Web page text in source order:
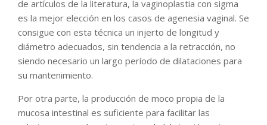
de artículos de la literatura, la vaginoplastia con sigma
es la mejor elección en los casos de agenesia vaginal. Se
consigue con esta técnica un injerto de longitud y
diámetro adecuados, sin tendencia a la retracción, no
siendo necesario un largo período de dilataciones para
su mantenimiento.
Por otra parte, la producción de moco propia de la
mucosa intestinal es suficiente para facilitar las